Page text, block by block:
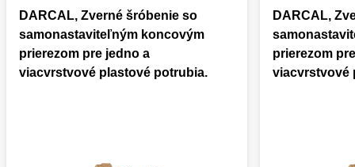
DARCAL, Zverné šróbenie so
samonastaviteľným koncovým
prierezom pre jedno a
viacvrstvové plastové potrubia.
DARCAL,
prierezom
viacvrstvové